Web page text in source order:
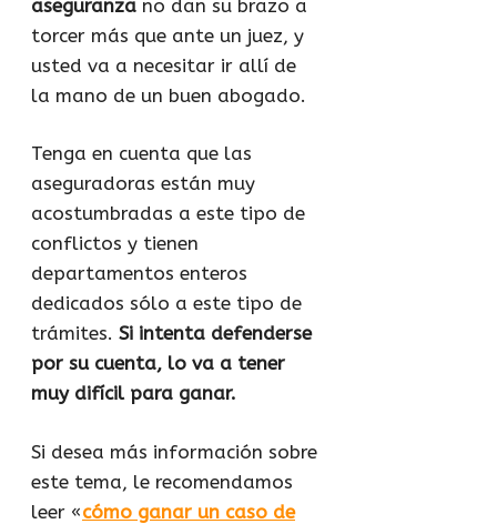
aseguranza no dan su brazo a
torcer más que ante un juez, y
usted va a necesitar ir allí de
la mano de un buen abogado.
Tenga en cuenta que las
aseguradoras están muy
acostumbradas a este tipo de
conflictos y tienen
departamentos enteros
dedicados sólo a este tipo de
trámites. Si intenta defenderse
por su cuenta, lo va a tener
muy difícil para ganar.
Si desea más información sobre
este tema, le recomendamos
leer «cómo ganar un caso de